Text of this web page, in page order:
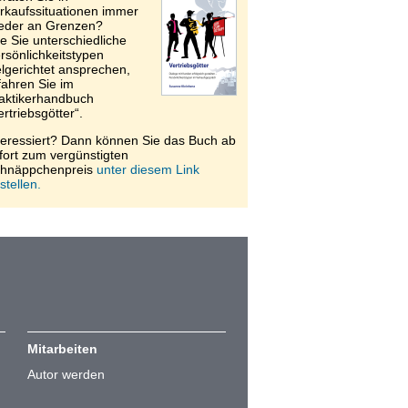
immer
an Grenzen?
Sie unterschiedliche
ansprechen,
Sie im
Dann können Sie das Buch ab
zum vergünstigten
unter diesem Link
Mitarbeiten
Autor werden